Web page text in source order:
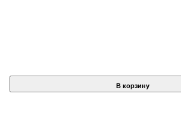
В корзину